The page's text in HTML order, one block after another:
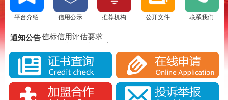
平台介绍 信用公示 推荐机构 公开文件 联系我们
通知公告：信标信用评估要求
SCS信标信用评估流程
实施SCS诚信评估的意义
SCS信标信用评估背景分析
SCS信用评估是否被消费者认可？
信标信用评估要求
SCS信标信用评估流程
实施SCS诚信评估的意义
SCS信标信用评估背景分析
SCS信用评估是否被消费者认可？